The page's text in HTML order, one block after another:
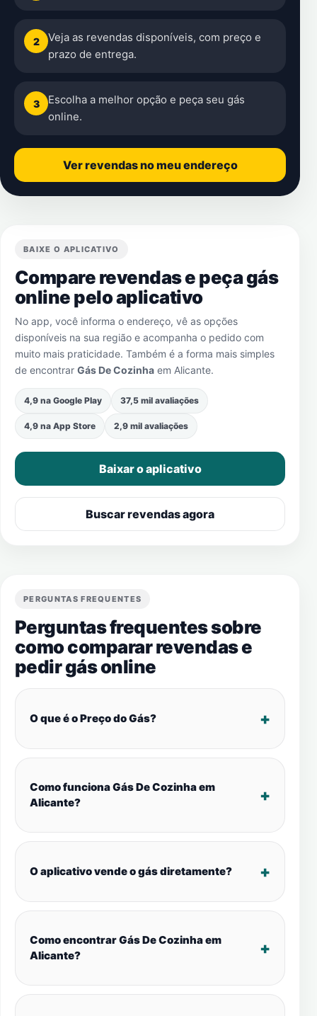
2
Veja as revendas disponíveis, com preço e
prazo de entrega.
3
Escolha a melhor opção e peça seu gás
online.
Ver revendas no meu endereço
BAIXE O APLICATIVO
Compare revendas e peça gás
online pelo aplicativo
No app, você informa o endereço, vê as opções
disponíveis na sua região e acompanha o pedido com
muito mais praticidade. Também é a forma mais simples
de encontrar Gás De Cozinha em Alicante.
4,9 na Google Play 37,5 mil avaliações
4,9 na App Store 2,9 mil avaliações
Baixar o aplicativo
Buscar revendas agora
PERGUNTAS FREQUENTES
Perguntas frequentes sobre
como comparar revendas e
pedir gás online
O que é o Preço do Gás?
Como funciona Gás De Cozinha em
Alicante?
O aplicativo vende o gás diretamente?
Como encontrar Gás De Cozinha em
Alicante?